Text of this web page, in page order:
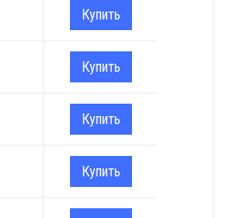
Купить
Купить
Купить
Купить